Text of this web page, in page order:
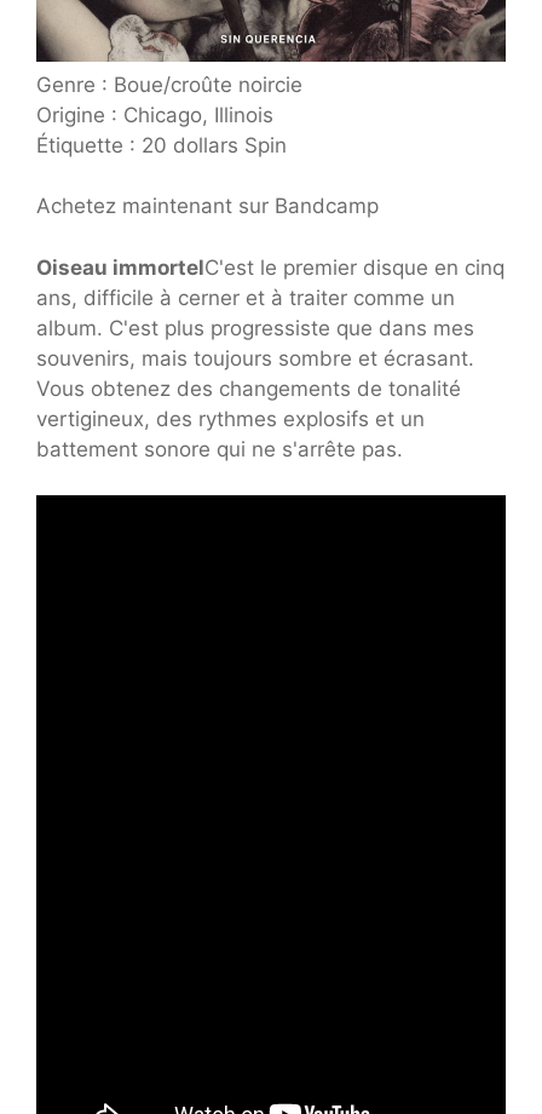
Genre : Boue/croûte noircie
Origine : Chicago, Illinois
Étiquette : 20 dollars Spin
Achetez maintenant sur Bandcamp
Oiseau immortelC'est le premier disque en cinq
ans, difficile à cerner et à traiter comme un
album. C'est plus progressiste que dans mes
souvenirs, mais toujours sombre et écrasant.
Vous obtenez des changements de tonalité
vertigineux, des rythmes explosifs et un
battement sonore qui ne s'arrête pas.